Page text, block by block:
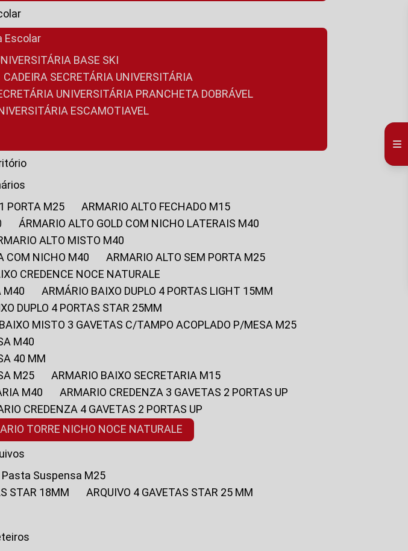
Escolar
BASE SKI
CADEIRA SECRETÁRIA UNIVERSITÁRIA
UNIVERSITÁRIA PRANCHETA DOBRÁVEL
ESCAMOTIAVEL
PORTA M25
ARMARIO ALTO FECHADO M15
ÁRMARIO ALTO GOLD COM NICHO LATERAIS M40
ALTO MISTO M40
COM NICHO M40
ARMARIO ALTO SEM PORTA M25
CREDENCE NOCE NATURALE
M40
ARMÁRIO BAIXO DUPLO 4 PORTAS LIGHT 15MM
DUPLO 4 PORTAS STAR 25MM
BAIXO MISTO 3 GAVETAS C/TAMPO ACOPLADO P/MESA M25
M40
40 MM
M25
ARMARIO BAIXO SECRETARIA M15
M40
ARMARIO CREDENZA 3 GAVETAS 2 PORTAS UP
CREDENZA 4 GAVETAS 2 PORTAS UP
TORRE NICHO NOCE NATURALE
Pasta Suspensa M25
STAR 18MM
ARQUIVO 4 GAVETAS STAR 25 MM